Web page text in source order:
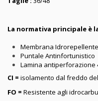
La normativa principale è
Membrana
Puntale Antinfortunistico
Lamina antiperforazione
CI = isolamento dal freddo
FO = Resistente agli